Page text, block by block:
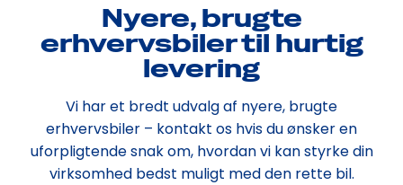
Nyere, brugte
erhvervsbiler til hurtig
levering
Vi har et bredt udvalg af nyere, brugte
erhvervsbiler – kontakt os hvis du ønsker en
uforpligtende snak om, hvordan vi kan styrke din
virksomhed bedst muligt med den rette bil.